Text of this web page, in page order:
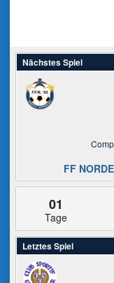
Nächstes Spiel
FF
01
Tage
Letztes Spiel